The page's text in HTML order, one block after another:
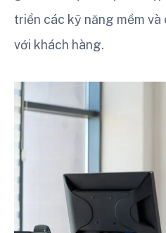
triển các kỹ năng mềm và
với khách hàng.